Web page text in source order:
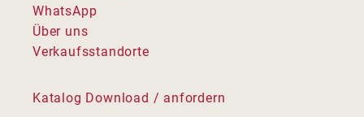
WhatsApp
Über uns
Verkaufsstandorte
Katalog Download / anfordern